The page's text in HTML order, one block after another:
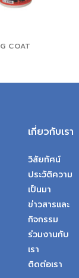
COAT
เกี่ยวกับเรา
วิสัยทัศน์
ประวัติความ
เป็นมา
ข่าวสารและ
กิจกรรม
ร่วมงานกับ
เรา
ติดต่อเรา